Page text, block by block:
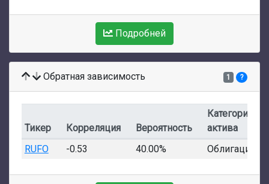
Подробней
Обратная зависимость 1 ?
Тикер Корреляция Вероятность
Категория
актива
RUFO
-0.53 40.00% Облигации